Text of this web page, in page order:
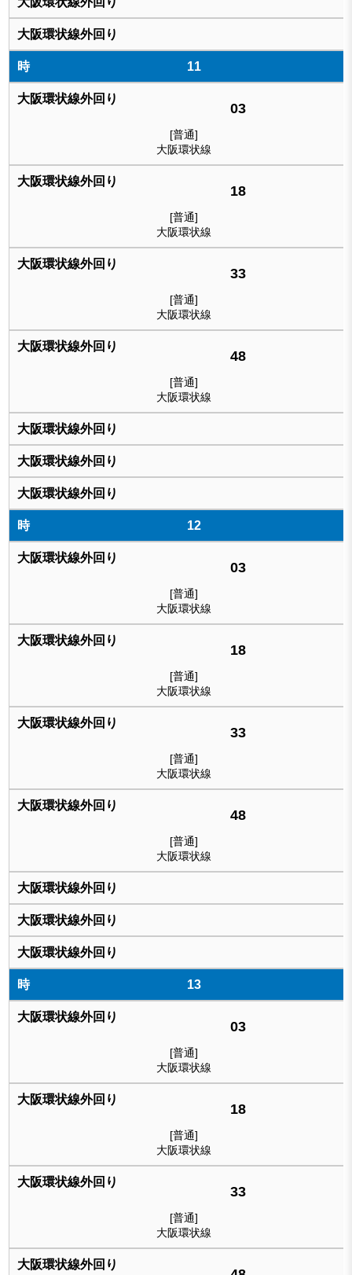
11
03
[普通]
大阪環状線
18
[普通]
大阪環状線
33
[普通]
大阪環状線
48
[普通]
大阪環状線
12
03
[普通]
大阪環状線
18
[普通]
大阪環状線
33
[普通]
大阪環状線
48
[普通]
大阪環状線
13
03
[普通]
大阪環状線
18
[普通]
大阪環状線
33
[普通]
大阪環状線